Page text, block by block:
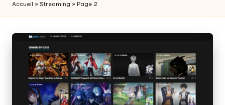
Accueil » Streaming » Page 2